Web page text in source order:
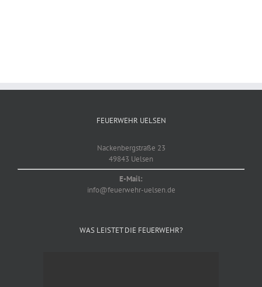
FEUERWEHR UELSEN
Nackenbergstraße 23
49843 Uelsen
E-Mail:
info@feuerwehr-uelsen.de
WAS LEISTET DIE FEUERWEHR?